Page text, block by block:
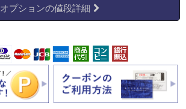
オプションの値段詳細